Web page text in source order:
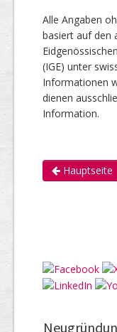
Alle Angaben
basiert auf den
(IGE) unter
Informationen
dienen
Information.
Hauptseite